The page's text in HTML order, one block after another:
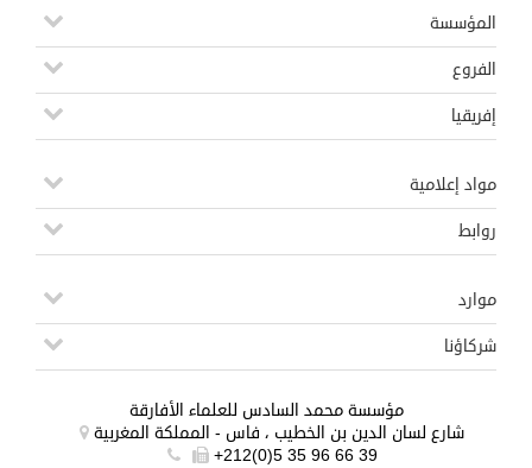
المؤسسة
الفروع
إفريقيا
مواد إعلامية
روابط
موارد
شركاؤنا
مؤسسة محمد السادس للعلماء الأفارقة
شارع لسان الدين بن الخطيب ، فاس - المملكة المغربية
+212(0)5 35 96 66 39